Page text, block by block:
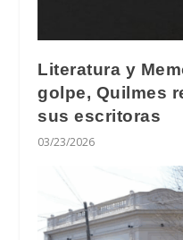
Literatura y
golpe, Quilmes
sus escritoras
03/23/2026